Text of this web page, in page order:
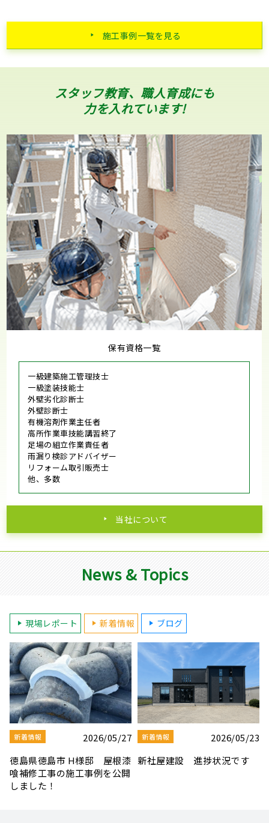
施工事例一覧を見る
スタッフ教育、職人育成にも
力を入れています!
保有資格一覧
一級建築施工管理技士
一級塗装技能士
外壁劣化診断士
外壁診断士
有機溶剤作業主任者
高所作業車技能講習終了
足場の組立作業責任者
雨漏り検診アドバイザー
リフォーム取引販売士
他、多数
当社について
News & Topics
現場レポート 新着情報 ブログ
新着情報
2026/08/03
夏季休業のお知らせ
新着情報
2026/07/30
【社屋移転のお知らせ】